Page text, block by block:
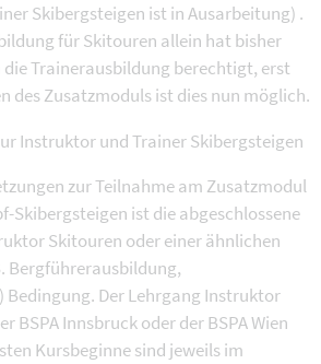
Skibergsteigen ist in Ausarbeitung) .
für Skitouren allein hat bisher
Trainerausbildung berechtigt, erst
des Zusatzmoduls ist dies nun möglich.
zur Teilnahme am Zusatzmodul
Skibergsteigen ist die abgeschlossene
Skitouren oder einer ähnlichen
Bergführerausbildung,
Der Lehrgang Instruktor
BSPA Innsbruck oder der BSPA Wien
Kursbeginne sind jeweils im